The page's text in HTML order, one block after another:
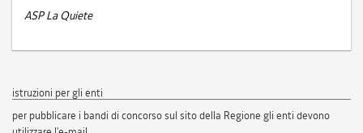
ASP La Quiete
istruzioni per gli enti
per pubblicare i bandi di concorso sul sito della Regione gli enti devono